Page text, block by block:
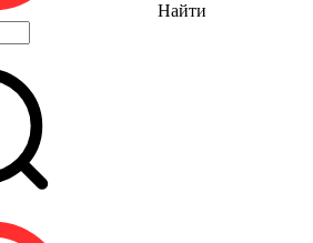
Найти